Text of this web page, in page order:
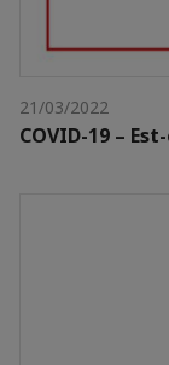
21/03/2022
COVID-19 –